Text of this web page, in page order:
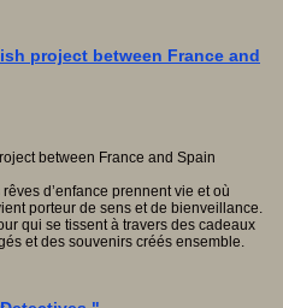
project between France and
d’enfance prennent vie et où
porteur de sens et de bienveillance.
qui se tissent à travers des cadeaux
et des souvenirs créés ensemble.